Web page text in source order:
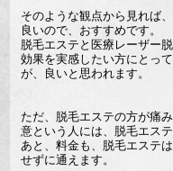
そのような観点から見れば
良いので、おすすめです。
脱毛エステと医療レーザー
効果を実感したい方にとっ
が、良いと思われます。
ただ、脱毛エステの方が痛
意という人には、脱毛エス
あと、料金も、脱毛エステ
せずに通えます。